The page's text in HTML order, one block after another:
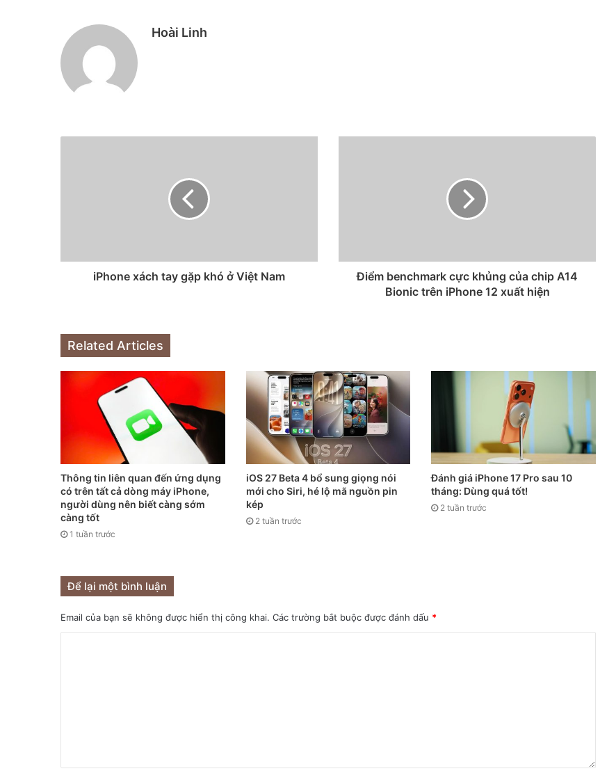
Hoài Linh
iPhone xách tay gặp khó ở Việt Nam
Điểm benchmark cực khủng của chip A14
Bionic trên iPhone 12 xuất hiện
Related Articles
Thông tin liên quan đến ứng dụng
có trên tất cả dòng máy iPhone,
người dùng nên biết càng sớm
càng tốt
1 tuần trước
iOS 27 Beta 4 bổ sung giọng nói
mới cho Siri, hé lộ mã nguồn pin
kép
2 tuần trước
Đánh giá iPhone 17 Pro sau 10
tháng: Dùng quá tốt!
2 tuần trước
Để lại một bình luận
Email của bạn sẽ không được hiển thị công khai. Các trường bắt buộc được đánh dấu *